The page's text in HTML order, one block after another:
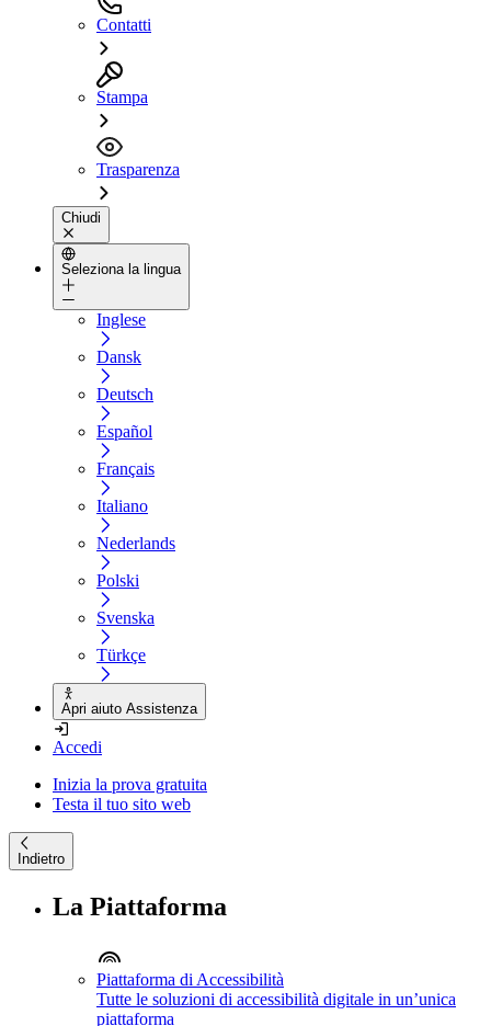
Contatti
Stampa
Trasparenza
Chiudi
Seleziona la lingua
Inglese
Dansk
Deutsch
Español
Français
Italiano
Nederlands
Polski
Svenska
Türkçe
Apri aiuto Assistenza
Accedi
Inizia la prova gratuita
Testa il tuo sito web
Indietro
La Piattaforma
Piattaforma di Accessibilità
Tutte le soluzioni di accessibilità digitale in un’unica
piattaforma